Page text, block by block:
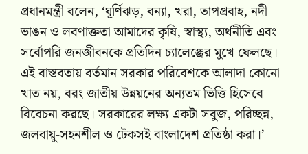
প্রধানমন্ত্রী বলেন, ‘ঘূর্ণিঝড়, বন্যা, খরা, তাপপ্রবাহ, নদী
ভাঙন ও লবণাক্ততা আমাদের কৃষি, স্বাস্থ্য, অর্থনীতি এবং
সর্বোপরি জনজীবনকে প্রতিদিন চ্যালেঞ্জের মুখে ফেলছে।
এই বাস্তবতায় বর্তমান সরকার পরিবেশকে আলাদা কোনো
খাত নয়, বরং জাতীয় উন্নয়নের অন্যতম ভিত্তি হিসেবে
বিবেচনা করছে। সরকারের লক্ষ্য একটা সবুজ, পরিচ্ছন্ন,
জলবায়ু-সহনশীল ও টেকসই বাংলাদেশ প্রতিষ্ঠা করা।’